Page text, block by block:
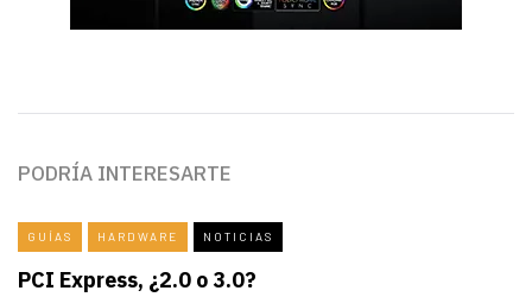
PODRÍA INTERESARTE
GUÍAS HARDWARE NOTICIAS
PCI Express, ¿2.0 o 3.0?